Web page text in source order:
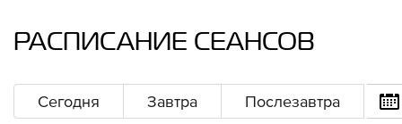
РАСПИСАНИЕ СЕАНСОВ
Сегодня Завтра Послезавтра